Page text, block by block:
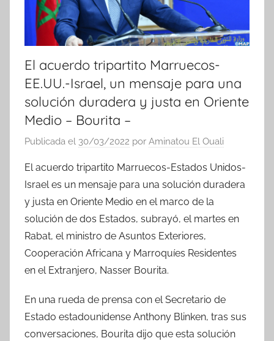
El acuerdo tripartito Marruecos-
EE.UU.-Israel, un mensaje para una
solución duradera y justa en Oriente
Medio – Bourita –
Publicada el 30/03/2022 por Aminatou El Ouali
El acuerdo tripartito Marruecos-Estados Unidos-
Israel es un mensaje para una solución duradera
y justa en Oriente Medio en el marco de la
solución de dos Estados, subrayó, el martes en
Rabat, el ministro de Asuntos Exteriores,
Cooperación Africana y Marroquíes Residentes
en el Extranjero, Nasser Bourita.
En una rueda de prensa con el Secretario de
Estado estadounidense Anthony Blinken, tras sus
conversaciones, Bourita dijo que esta solución